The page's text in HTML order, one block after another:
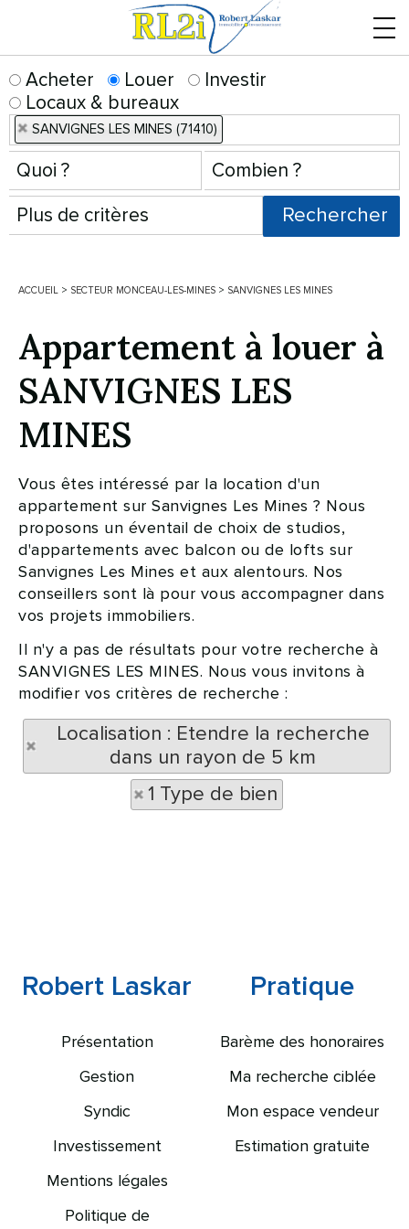
Acheter Louer
Investir
Locaux & bureaux
SANVIGNES LES MINES (71410)
ACCUEIL > SECTEUR MONCEAU-LES-MINES > SANVIGNES LES MINES
Appartement à louer à
SANVIGNES LES
MINES
Vous êtes intéressé par la location d'un
appartement sur Sanvignes Les Mines ? Nous
proposons un éventail de choix de studios,
d'appartements avec balcon ou de lofts sur
Sanvignes Les Mines et aux alentours. Nos
conseillers sont là pour vous accompagner dans
vos projets immobiliers.
Il n'y a pas de résultats pour votre recherche à
SANVIGNES LES MINES. Nous vous invitons à
modifier vos critères de recherche :
Localisation : Etendre la recherche
dans un rayon de 5 km
1 Type de bien
Robert Laskar
Présentation
Gestion
Syndic
Investissement
Mentions légales
Politique de
Pratique
Barème des honoraires
Ma recherche ciblée
Mon espace vendeur
Estimation gratuite